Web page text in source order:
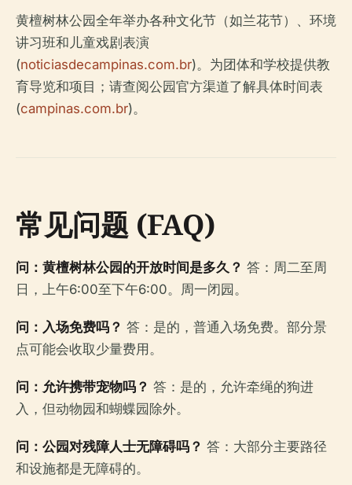
黄檀树林公园全年举办各种文化节（如兰花节）、环境
讲习班和儿童戏剧表演
(noticiasdecampinas.com.br)。为团体和学校提供教
育导览和项目；请查阅公园官方渠道了解具体时间表
(campinas.com.br)。
常见问题 (FAQ)
问：黄檀树林公园的开放时间是多久？ 答：周二至周
日，上午6:00至下午6:00。周一闭园。
问：入场免费吗？ 答：是的，普通入场免费。部分景
点可能会收取少量费用。
问：允许携带宠物吗？ 答：是的，允许牵绳的狗进
入，但动物园和蝴蝶园除外。
问：公园对残障人士无障碍吗？ 答：大部分主要路径
和设施都是无障碍的。